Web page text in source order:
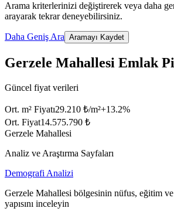
Arama kriterlerinizi değiştirerek veya daha
arayarak tekrar deneyebilirsiniz.
Daha Geniş Ara Aramayı Kaydet
Gerzele Mahallesi Emlak
Güncel fiyat verileri
Ort. m² Fiyatı29.210 ₺/m²+13.2%
Ort. Fiyat14.575.790 ₺
Gerzele Mahallesi
Analiz ve Araştırma Sayfaları
Demografi Analizi
Gerzele Mahallesi bölgesinin nüfus, eğitim
yapısını inceleyin